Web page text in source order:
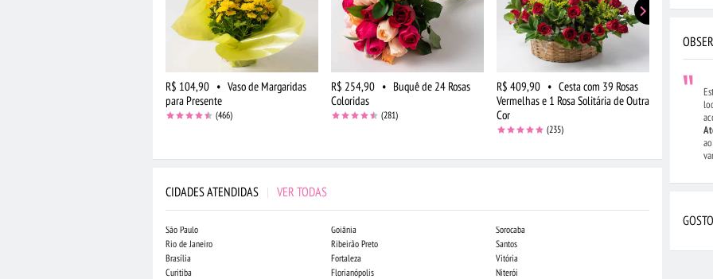
R$ 104,90 • Vaso de Margaridas
para Presente
(466)
R$ 254,90 • Buquê de 24 Rosas
Coloridas
(281)
R$ 409,90 • Cesta com 39 Rosas
Vermelhas e 1 Rosa Solitária de Outra
Cor
(235)
R$ 434,90
Cor e
CIDADES ATENDIDAS | VER TODAS
São Paulo
Rio de Janeiro
Brasília
Curitiba
Goiânia
Ribeirão Preto
Fortaleza
Florianópolis
Sorocaba
Santos
Vitória
Niterói
Campo Grande